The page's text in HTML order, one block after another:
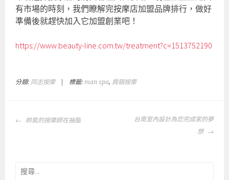
有市場的時刻，我們瞭解完按摩店加盟品牌排行，做好
準備後就趕快加入它加盟創業吧！
https://www.beauty-line.com.tw/treatment?c=1513752190
分類: 同志按摩 標籤: man spa, 肩頸按摩
文帥氣的按摩師在抽脂
台南室內設計為您完成家的夢
想
搜